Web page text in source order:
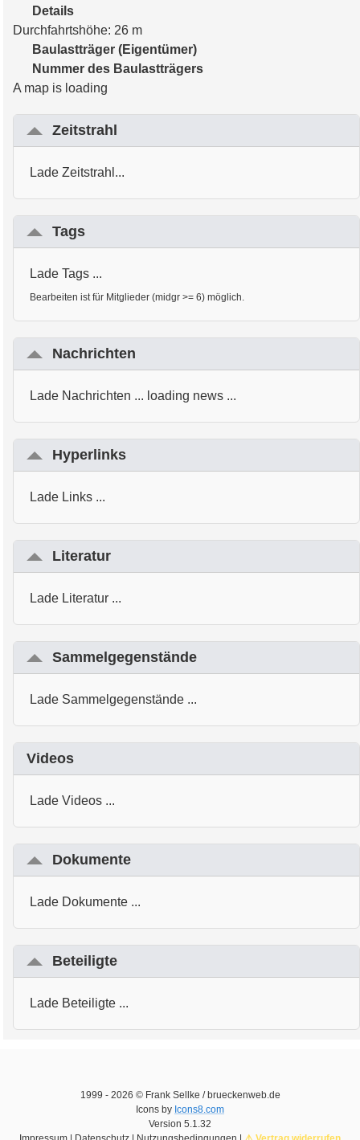
Details
Durchfahrtshöhe: 26 m
Baulastträger (Eigentümer)
Nummer des Baulastträgers
A map is loading
Zeitstrahl
Lade Zeitstrahl...
Tags
Lade Tags ...
Bearbeiten ist für Mitglieder (midgr >= 6) möglich.
Nachrichten
Lade Nachrichten ... loading news ...
Hyperlinks
Lade Links ...
Literatur
Lade Literatur ...
Sammelgegenstände
Lade Sammelgegenstände ...
Videos
Lade Videos ...
Dokumente
Lade Dokumente ...
Beteiligte
Lade Beteiligte ...
1999 - 2026 © Frank Sellke / brueckenweb.de
Icons by Icons8.com
Version 5.1.32